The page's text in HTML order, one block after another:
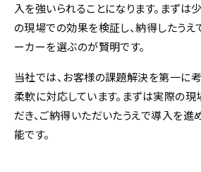
入を強いられることになります。まずは
の現場での効果を検証し、納得したう
ーカーを選ぶのが賢明です。
当社では、お客様の課題解決を第一に
柔軟に対応しています。まずは実際の
だき、ご納得いただいたうえで導入を進
能です。